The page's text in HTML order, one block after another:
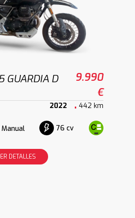
GUARDIA D
9.990
€
2022 442 km
Manual 76 cv
DETALLES